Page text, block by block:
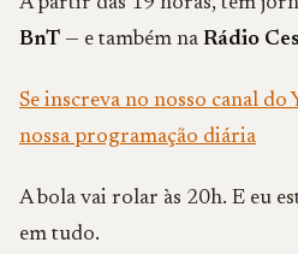
BnT — e também na Rádio
Se inscreva no nosso canal do
nossa programação diária
A bola vai rolar às 20h. E eu
em tudo.